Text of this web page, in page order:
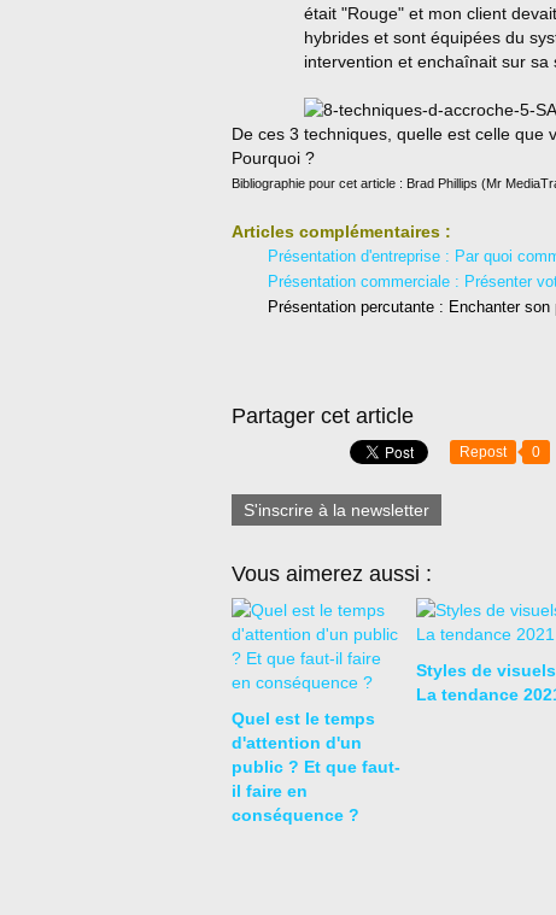
était "Rouge" et mon client
hybrides et sont équipées du
intervention et enchaînait sur
De ces 3 techniques, quelle est celle que
Pourquoi ?
Bibliographie pour cet article : Brad Phillips (Mr
Articles complémentaires :
Présentation d'entreprise : Par quoi
Présentation commerciale : Présenter
Présentation percutante : Enchanter son
Partager cet article
Repost 0
S'inscrire à la newsletter
Vous aimerez aussi :
Quel est le temps
d'attention d'un
public ? Et que faut-
il faire en
conséquence ?
Styles de
La tendance